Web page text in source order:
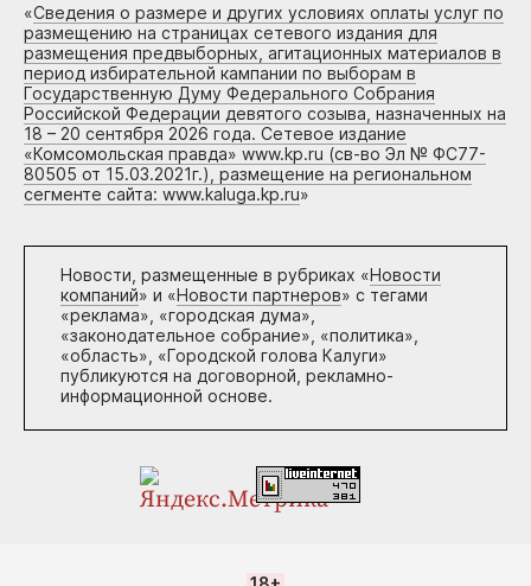
«Сведения о размере и других условиях оплаты услуг по
размещению на страницах сетевого издания для
размещения предвыборных, агитационных материалов в
период избирательной кампании по выборам в
Государственную Думу Федерального Собрания
Российской Федерации девятого созыва, назначенных на
18 – 20 сентября 2026 года. Сетевое издание
«Комсомольская правда» www.kp.ru (св-во Эл № ФС77-
80505 от 15.03.2021г.), размещение на региональном
сегменте сайта: www.kaluga.kp.ru»
Новости, размещенные в рубриках «Новости
компаний» и «Новости партнеров» с тегами
«реклама», «городская дума»,
«законодательное собрание», «политика»,
«область», «Городской голова Калуги»
публикуются на договорной, рекламно-
информационной основе.